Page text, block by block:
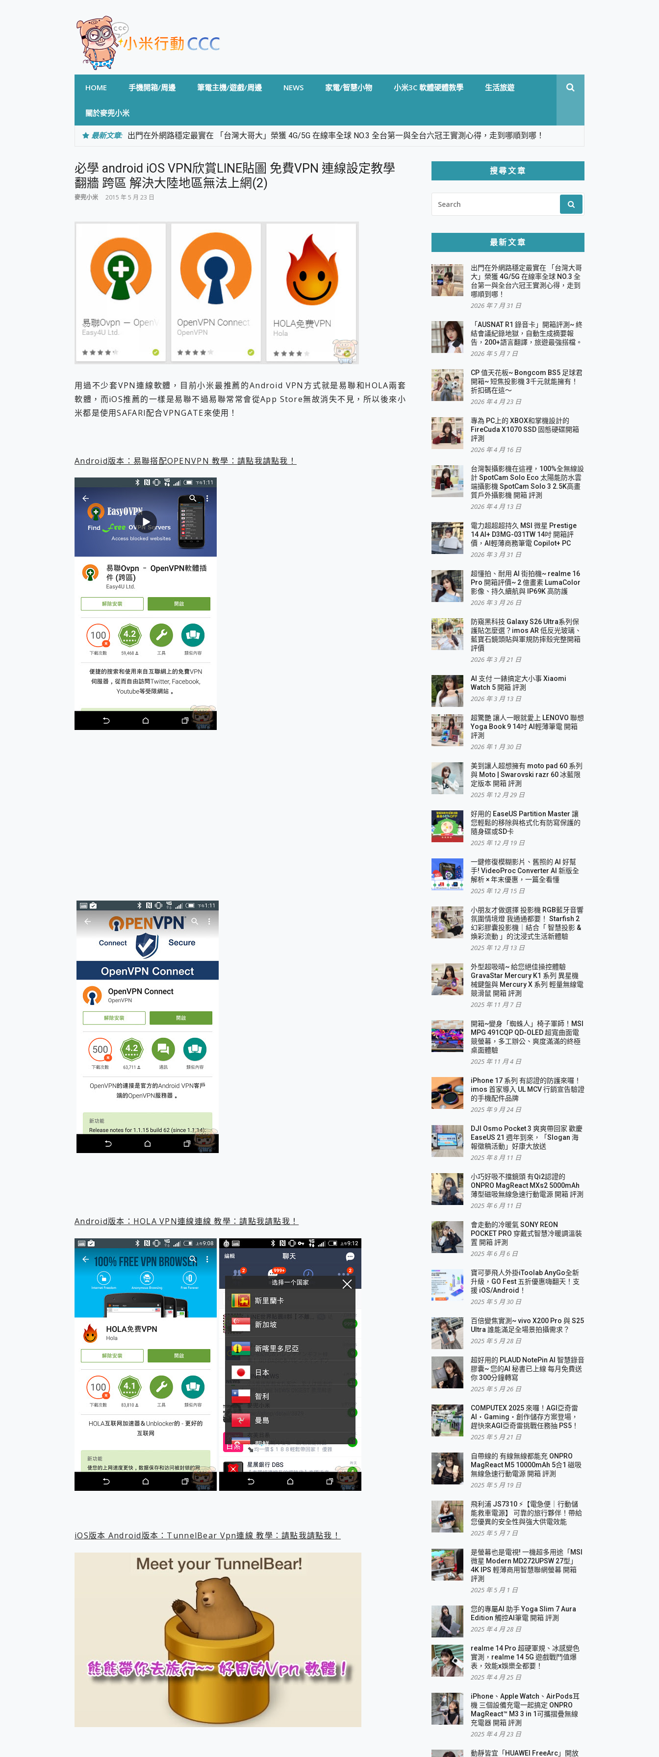
HOME 手機開箱/周邊 筆電主機/遊戲/周邊 NEWS 家電/智慧小物 小米3C 軟體硬體教學 生活旅遊
關於麥兜小米
最新文章: 出門在外網路穩定最實在 「台灣大哥大」榮獲 4G/5G 在線率全球 NO.3 全台第一與全台六冠王實測心得，走到哪順到哪！
專為 PC上的 XBOX和掌機設計的 FireCuda X1070 SSD 固態硬碟開箱 評測
台灣製攝影機在這裡，100%全無線設計 SpotCam Solo Eco 太陽能防水雲端攝影機 SpotCam Solo 3 2.5K高畫質戶外攝影機 開箱 評
測
電力超超超持久 MSI 微星 Prestige 14 AI+ D3MG-031TW 14吋 開箱評價，AI輕薄商務筆電 Copilot+ PC
防窺黑科技 Galaxy S26 Ultra系列保護貼怎麼選？imos AR 低反光玻璃、藍寶石鏡頭貼與軍規防摔殼完整開箱評價
AI 支付 一錶搞定大小事 Xiaomi Watch 5 開箱 評測
超驚艷 讓人一眼就愛上 LENOVO 聯想 Yoga Book 9 14吋 AI輕薄筆電 開箱 評測
美到讓人超想擁有 moto pad 60 系列 與 Moto | Swarovski razr 60 冰藍限定版本 開箱 評測
好用的 EaseUS Partition Master 讓您輕鬆的移除與格式化有防寫保護的隨身碟或SD卡
一鍵修復模糊影片、舊照的 AI 好幫手! VideoProc Converter AI 新版全解析 × 年末優惠，一篇全看懂
小朋友才做選擇 投影機 RGB藍牙音響 氛圍情境燈 我通通都要！ Starfish 2 幻彩膠囊投影機｜結合「 智慧投影 & 煥彩流動 」的沈浸
式生活新體驗
外型超吸晴~ 給您絕佳操控體驗 GravaStar Mercury K1 系列 異星機械鍵盤與 Mercury X 系列 輕量無線電競滑鼠 開箱 評測
開箱~變身「蜘蛛人」椅子軍師！MSI MPG 491CQP QD-OLED 超寬曲面電競螢幕，多工辦公、爽度滿滿的終極桌面體驗
iPhone 17 系列 有認證的防護來囉！ imos 首家導入 UL MCV 行銷宣告驗證的手機配件品牌
DJI Osmo Pocket 3 爽爽帶回家 歡慶 EaseUS 21 週年到來，「Slogan 海報徵稿活動」好康大放送
小巧好吸不擋鏡頭 有Qi2認證的 ONPRO MagReact MXs2 5000mAh薄型磁吸無線急速行動電源 開箱 評測
會走動的冷暖氣 SONY REON POCKET PRO 穿戴式智慧冷暖調溫裝置 開箱 評測
百倍變焦實測~ vivo X200 Pro 與 S25 Ultra 誰能滿足全場景拍攝需求？
超好用的 PLAUD NotePin AI 智慧錄音膠囊~ 您的AI 秘書已上線 每月免費送你 300分鐘轉寫
COMPUTEX 2025 來囉！AGI亞奇雷 AI・Gaming・創作儲存方案登場，趕快來AGI亞奇雷挑戰任務抽 PS5！
自帶線的 有線無線都能充 ONPRO MagReact M5 10000mAh 5合1 磁吸無線急速行動電源 開箱 評測
飛利浦 JS7310 ⚡【電急便｜行動儲能救車電源】 可靠的旅行夥伴！帶給您優異的安全性與強大供電效能
是螢幕也是電視! 一機超多用途「MSI微星 Modern MD272UPSW 27型」 4K IPS 輕薄商用智慧聯網螢幕 開箱 評測
realme 14 Pro 超硬軍規、冰感變色實測，realme 14 5G 遊戲戰鬥值爆表，效能x娛樂全都要！
iPhone、Apple Watch、AirPods耳機 三個設備充電一起搞定 ONPRO MagReact™ M3 3 in 1可攜摺疊無線充電器 開箱 評測
動靜皆宜「HUAWEI FreeArc」開放式耳掛耳機，無感配戴! 超穩超服貼，音質、通話也很優質
好玩好拍 vivo V50 ~ 口袋裡的 Zeiss 潮流攝影棚!
25種洗烘模式一機搞定! Roborock 衣莉莎白 H1 Neo分子篩洗脫烘 AI 滾筒洗衣機
給 MSI Claw 系列電競掌機 最完美的家 MSI Nest Docking Station 掌機專屬擴充底座 開箱 評測
B&O 精品級音響! Home+ 中嘉寬頻 SoundBox 劇院串流盒 開箱 評測
2億 APO蔡司長焦神機降臨~ vivo X200 Pro、vivo X200 就是這麼好拍
EaseUS Vocal Remover 免費線上去聲器一鍵去除人聲 人聲 音樂分離 2024 消除人聲推薦
3 個超值 MHN 飛人工具分享~~ iToolab AnyGo 魔物獵人 Now飛人 ios教學 不出門也可以到處走
Locawhere AnyTo 寶可夢飛人 AnyTo 不出門也可以飛遍全世界
小體積 40000mAh 超大容量 一次充5個設備 充好充滿 CUKTECH 酷態科 300W 微型充電站 開箱 評測
97.3% 恢復率，資料救援就是這麼簡單 EaseUS Data Recovery Wizard Free 18.0.0 業界最好的資料救援軟體
磁碟系統大風吹 有了 磁碟管理程式 EaseUS Partition Master 就是這麼簡單
全新 SONY Xperia 1 VI 開箱! 相機實測! 長焦覆蓋更遠更清晰、2日長續航、頂尖影音娛樂效能~
Xiaomi 14 Ultra 開箱 評測~ 有深度的 Leica 影像旗艦手機! 加碼小旗艦 Xiaomi 14 開箱 評測
vivo TWS 3e 真無線藍牙耳機智慧降噪升級、音質明亮溫潤，並支援雙設備連接~
MSI Claw 掌機專屬配件包 來囉 完美保護 MSI Claw A1M-026TW 電競掌機
人像旗艦 vivo V30 系列 開箱 評測! 首搭蔡司光學鏡頭、攝影棚級柔光環、拍攝功能最好玩的美拍神機 vivo V30 Pro
多個願望一次滿足 超強散熱 微星 MSI Claw A1M-026TW 電競掌機 開箱 評測
一吸完美對位 擁有超強吸力與超好用的隱磁支架 O-ONE MAG 最會吸的行動電源 開箱 評測
OPPO 哈蘇 300mm 專業增距鏡實測：Find X9 Ultra 光學長焦隨手拍，紀錄生活就是這麼簡單
Motorola edge 70 pro 及 moto g37 power上市，登錄在送飛利浦氣炸鍋
近八千元的 Soundcore Liberty 5 Pro Max，有螢幕的耳機會是智商稅嗎?
ASUS Pad 全面應援 Me Time，加碼愛奇藝黃金雙周卡體驗，專案價最低 NT$0 起
必學 android iOS VPN欣賞LINE貼圖 免費VPN 連線設定教學
翻牆 跨區 解決大陸地區無法上網(2)
麥兜小米 2015 年 5 月 23 日
用過不少套VPN連線軟體，目前小米最推薦的Android VPN方式就是易聯和HOLA兩套
軟體，而iOS推薦的一樣是易聯不過易聯常常會從App Store無故消失不見，所以後來小
米都是使用SAFARI配合VPNGATE來使用！
Android版本：易聯搭配OPENVPN 教學：請點我請點我！
Android版本：HOLA VPN連線連線 教學：請點我請點我！
iOS版本 Android版本：TunnelBear Vpn連線 教學：請點我請點我！
搜尋文章
FOR:
最新文章
出門在外網路穩定最實在 「台灣大哥
大」榮獲 4G/5G 在線率全球 NO.3 全
台第一與全台六冠王實測心得，走到
哪順到哪！
2026 年 7 月 31 日
「AUSNAT R1 錄音卡」開箱評測~ 終
結會議紀錄地獄，自動生成摘要報
告，200+語言翻譯，旅遊最強搭檔。
2026 年 5 月 7 日
CP 值天花板~ Bongcom BS5 足球君
開箱~ 短焦投影機 3千元就能擁有！
折扣碼在這～
2026 年 4 月 23 日
專為 PC上的 XBOX和掌機設計的
FireCuda X1070 SSD 固態硬碟開箱
評測
2026 年 4 月 16 日
台灣製攝影機在這裡，100%全無線設
計 SpotCam Solo Eco 太陽能防水雲
端攝影機 SpotCam Solo 3 2.5K高畫
質戶外攝影機 開箱 評測
2026 年 4 月 13 日
電力超超超持久 MSI 微星 Prestige
14 AI+ D3MG-031TW 14吋 開箱評
價，AI輕薄商務筆電 Copilot+ PC
2026 年 3 月 31 日
超懂拍、耐用 AI 街拍機~ realme 16
Pro 開箱評價~ 2 億畫素 LumaColor
影像、持久續航與 IP69K 高防護
2026 年 3 月 26 日
防窺黑科技 Galaxy S26 Ultra系列保
護貼怎麼選？imos AR 低反光玻璃、
藍寶石鏡頭貼與軍規防摔殼完整開箱
評價
2026 年 3 月 21 日
AI 支付 一錶搞定大小事 Xiaomi
Watch 5 開箱 評測
2026 年 3 月 13 日
超驚艷 讓人一眼就愛上 LENOVO 聯想
Yoga Book 9 14吋 AI輕薄筆電 開箱
評測
2026 年 1 月 30 日
美到讓人超想擁有 moto pad 60 系列
與 Moto | Swarovski razr 60 冰藍限
定版本 開箱 評測
2025 年 12 月 29 日
好用的 EaseUS Partition Master 讓
您輕鬆的移除與格式化有防寫保護的
隨身碟或SD卡
2025 年 12 月 19 日
一鍵修復模糊影片、舊照的 AI 好幫
手! VideoProc Converter AI 新版全
解析 × 年末優惠，一篇全看懂
2025 年 12 月 15 日
小朋友才做選擇 投影機 RGB藍牙音響
氛圍情境燈 我通通都要！ Starfish 2
幻彩膠囊投影機｜結合「 智慧投影 &
煥彩流動 」的沈浸式生活新體驗
2025 年 12 月 13 日
外型超吸晴~ 給您絕佳操控體驗
GravaStar Mercury K1 系列 異星機
械鍵盤與 Mercury X 系列 輕量無線電
競滑鼠 開箱 評測
2025 年 11 月 7 日
開箱~變身「蜘蛛人」椅子軍師！MSI
MPG 491CQP QD-OLED 超寬曲面電
競螢幕，多工辦公、爽度滿滿的終極
桌面體驗
2025 年 11 月 4 日
iPhone 17 系列 有認證的防護來囉！
imos 首家導入 UL MCV 行銷宣告驗證
的手機配件品牌
2025 年 9 月 24 日
DJI Osmo Pocket 3 爽爽帶回家 歡慶
EaseUS 21 週年到來，「Slogan 海
報徵稿活動」好康大放送
2025 年 8 月 11 日
小巧好吸不擋鏡頭 有Qi2認證的
ONPRO MagReact MXs2 5000mAh
薄型磁吸無線急速行動電源 開箱 評測
2025 年 6 月 11 日
會走動的冷暖氣 SONY REON
POCKET PRO 穿戴式智慧冷暖調溫裝
置 開箱 評測
2025 年 6 月 6 日
寶可夢飛人外掛iToolab AnyGo全新
升級，GO Fest 五折優惠嗨翻天！支
援 iOS/Android！
2025 年 5 月 30 日
百倍變焦實測~ vivo X200 Pro 與 S25
Ultra 誰能滿足全場景拍攝需求？
2025 年 5 月 28 日
超好用的 PLAUD NotePin AI 智慧錄音
膠囊~ 您的AI 秘書已上線 每月免費送
你 300分鐘轉寫
2025 年 5 月 26 日
COMPUTEX 2025 來囉！AGI亞奇雷
AI・Gaming・創作儲存方案登場，
趕快來AGI亞奇雷挑戰任務抽 PS5！
2025 年 5 月 21 日
自帶線的 有線無線都能充 ONPRO
MagReact M5 10000mAh 5合1 磁吸
無線急速行動電源 開箱 評測
2025 年 5 月 19 日
飛利浦 JS7310 ⚡【電急便｜行動儲
能救車電源】 可靠的旅行夥伴！帶給
您優異的安全性與強大供電效能
2025 年 5 月 7 日
是螢幕也是電視! 一機超多用途「MSI
微星 Modern MD272UPSW 27型」
4K IPS 輕薄商用智慧聯網螢幕 開箱
評測
2025 年 5 月 1 日
您的專屬AI 助手 Yoga Slim 7 Aura
Edition 觸控AI筆電 開箱 評測
2025 年 4 月 28 日
realme 14 Pro 超硬軍規、冰感變色
實測，realme 14 5G 遊戲戰鬥值爆
表，效能x娛樂全都要！
2025 年 4 月 25 日
iPhone、Apple Watch、AirPods耳
機 三個設備充電一起搞定 ONPRO
MagReact™ M3 3 in 1可攜摺疊無線
充電器 開箱 評測
2025 年 4 月 23 日
動靜皆宜「HUAWEI FreeArc」開放